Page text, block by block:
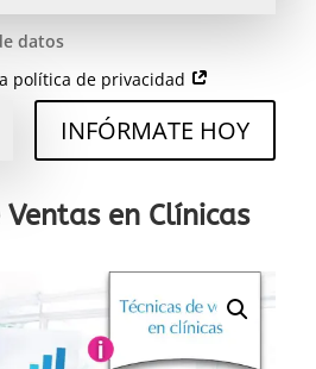
datos
política de privacidad
INFÓRMATE HOY
Ventas en Clínicas